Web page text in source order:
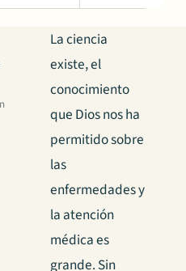
La ciencia
existe, el
conocimiento
que Dios nos ha
permitido sobre
las
enfermedades y
la atención
médica es
grande. Sin